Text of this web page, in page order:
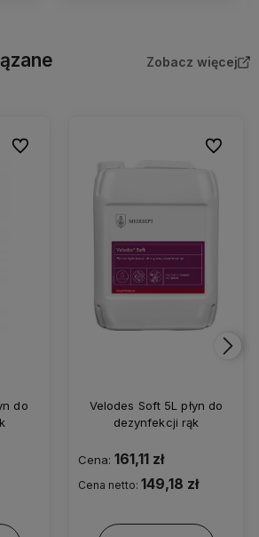
Zobacz więcej
do
Do ulubionych
Velodes Soft 5L płyn do
dezynfekcji rąk
Cena: 161,11 zł
Cena netto: 149,18 zł
Do